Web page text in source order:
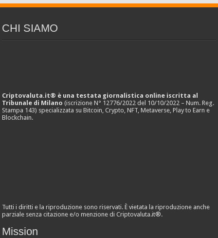
CHI SIAMO
Criptovaluta.it® è una testata giornalistica online iscritta al
Tribunale di Milano (iscrizione N° 12776/2022 del 10/10/2022 – Num. Reg.
Stampa 143) specializzata su Bitcoin, Crypto, NFT, Metaverse, Play to Earn e
Blockchain.
Tutti i diritti e la riproduzione sono riservati. È vietata la riproduzione anche
parziale senza citazione e/o menzione di Criptovaluta.it®.
Mission